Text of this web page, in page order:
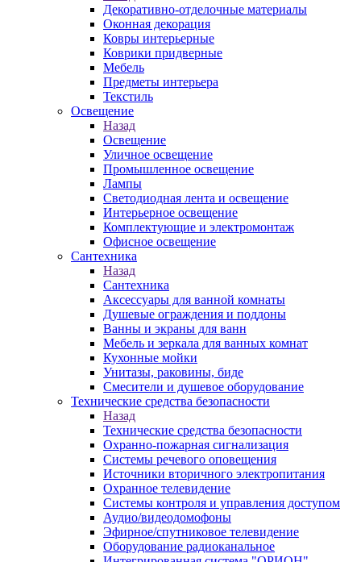
Декоративно-отделочные материалы
Оконная декорация
Ковры интерьерные
Коврики придверные
Мебель
Предметы интерьера
Текстиль
Освещение
Назад
Освещение
Уличное освещение
Промышленное освещение
Лампы
Светодиодная лента и освещение
Интерьерное освещение
Комплектующие и электромонтаж
Офисное освещение
Сантехника
Назад
Сантехника
Аксессуары для ванной комнаты
Душевые ограждения и поддоны
Ванны и экраны для ванн
Мебель и зеркала для ванных комнат
Кухонные мойки
Унитазы, раковины, биде
Смесители и душевое оборудование
Технические средства безопасности
Назад
Технические средства безопасности
Охранно-пожарная сигнализация
Системы речевого оповещения
Источники вторичного электропитания
Охранное телевидение
Системы контроля и управления доступом
Аудио/видеодомофоны
Эфирное/спутниковое телевидение
Оборудование радиоканальное